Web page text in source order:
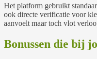
Het platform gebruikt
ook directe verificatie voor
aanvoelt maar toch vlot
Bonussen die bij